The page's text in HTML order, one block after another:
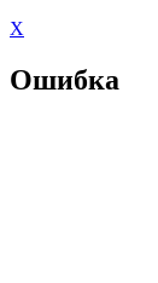
X
Ошибка